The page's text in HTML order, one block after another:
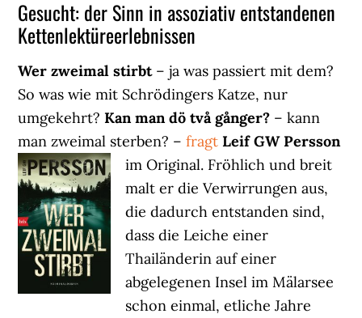
Gesucht: der Sinn in assoziativ entstandenen
Kettenlektüreerlebnissen
Wer zweimal stirbt– ja was passiert mit dem?
So was wie mit Schrödingers Katze, nur
umgekehrt?Kan man dö två gånger? – kann
man zweimal sterben? –fragt Leif GW Persson
im Original. Fröhlich und breit
malt er die Verwirrungen aus,
die dadurch entstanden sind,
dass die Leiche einer
Thailänderin auf einer
abgelegenen Insel im Mälarsee
schon einmal, etliche Jahre